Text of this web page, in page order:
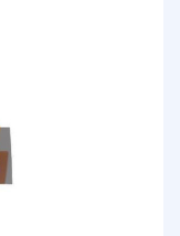
SCIES RUBAN